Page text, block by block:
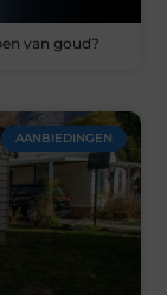
van goud?
AANBIEDINGEN